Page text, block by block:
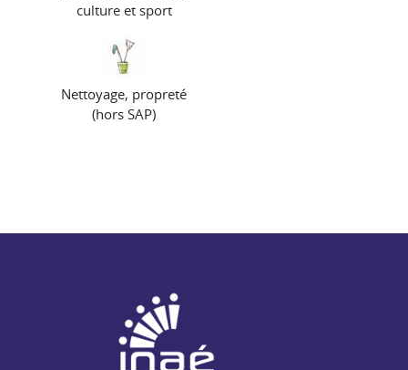
culture et sport
Nettoyage, propreté
(hors SAP)
- Agir ensemble pour l'insertion par l'activité